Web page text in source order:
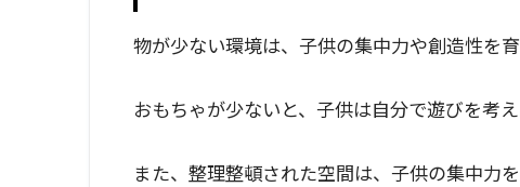
物が少ない環境は、子供の集中力や創造性を育
おもちゃが少ないと、子供は自分で遊びを考
また、整理整頓された空間は、子供の集中力